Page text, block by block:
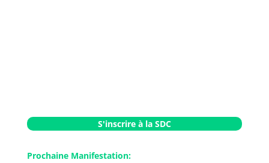
S'inscrire à la SDC
Prochaine Manifestation: